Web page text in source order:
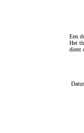
Een
Het
dient